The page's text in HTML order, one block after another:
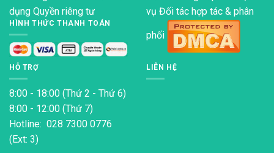
dụng Quyền riêng tư
HÌNH THỨC THANH TOÁN
vụ Đối tác hợp tác & phân
phối
HỖ TRỢ
8:00 - 18:00 (Thứ 2 - Thứ 6)
8:00 - 12:00 (Thứ 7)
Hotline: 028 7300 0776
(Ext: 3)
LIÊN HỆ